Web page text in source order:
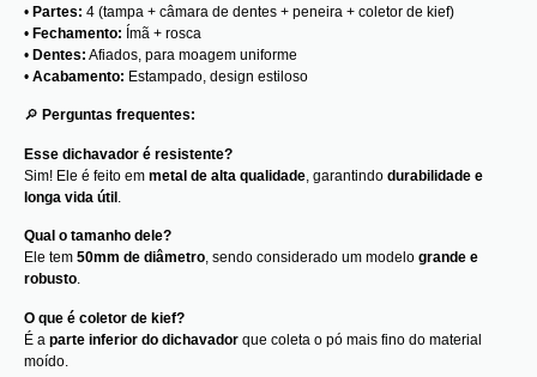
• Partes: 4 (tampa + câmara de dentes + peneira + coletor de kief)
• Fechamento: Ímã + rosca
• Dentes: Afiados, para moagem uniforme
• Acabamento: Estampado, design estiloso
🔎 Perguntas frequentes:
Esse dichavador é resistente?
Sim! Ele é feito em metal de alta qualidade , garantindo durabilidade e
longa vida útil
Qual o tamanho dele?
Ele tem 50mm de diâmetro, sendo considerado um modelo grande e
robusto.
O que é coletor de kief?
É a parte inferior do dichavador que coleta o pó mais fino do material
moído.